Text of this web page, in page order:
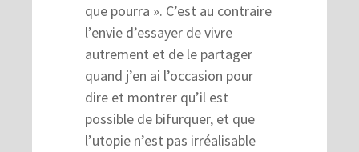
que pourra ». C’est au contraire
l’envie d’essayer de vivre
autrement et de le partager
quand j’en ai l’occasion pour
dire et montrer qu’il est
possible de bifurquer, et que
l’utopie n’est pas irréalisable